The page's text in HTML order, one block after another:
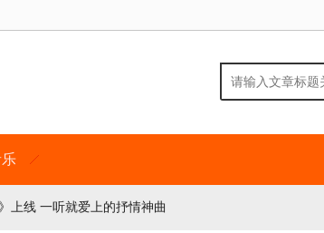
上线 一听就爱上的抒情神曲